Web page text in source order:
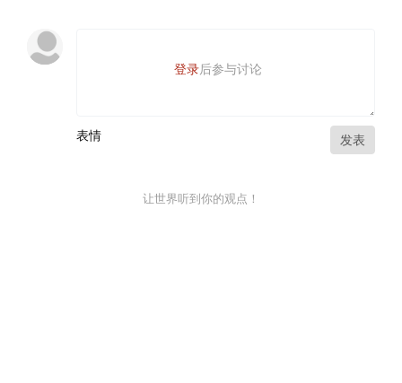
登录后参与讨论
表情 发表
让世界听到你的观点！